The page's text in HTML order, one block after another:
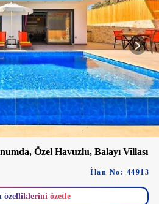
Özel Havuzlu, Balayı Villası
İlan No: 44913
özelliklerini özetle